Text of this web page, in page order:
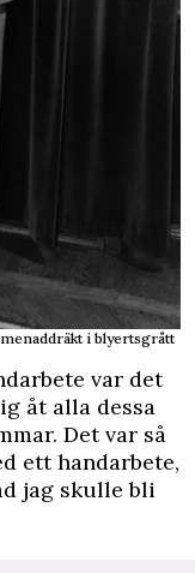
i blyertsgrått
var det
åt alla dessa
Det var så
ett handarbete,
jag skulle bli